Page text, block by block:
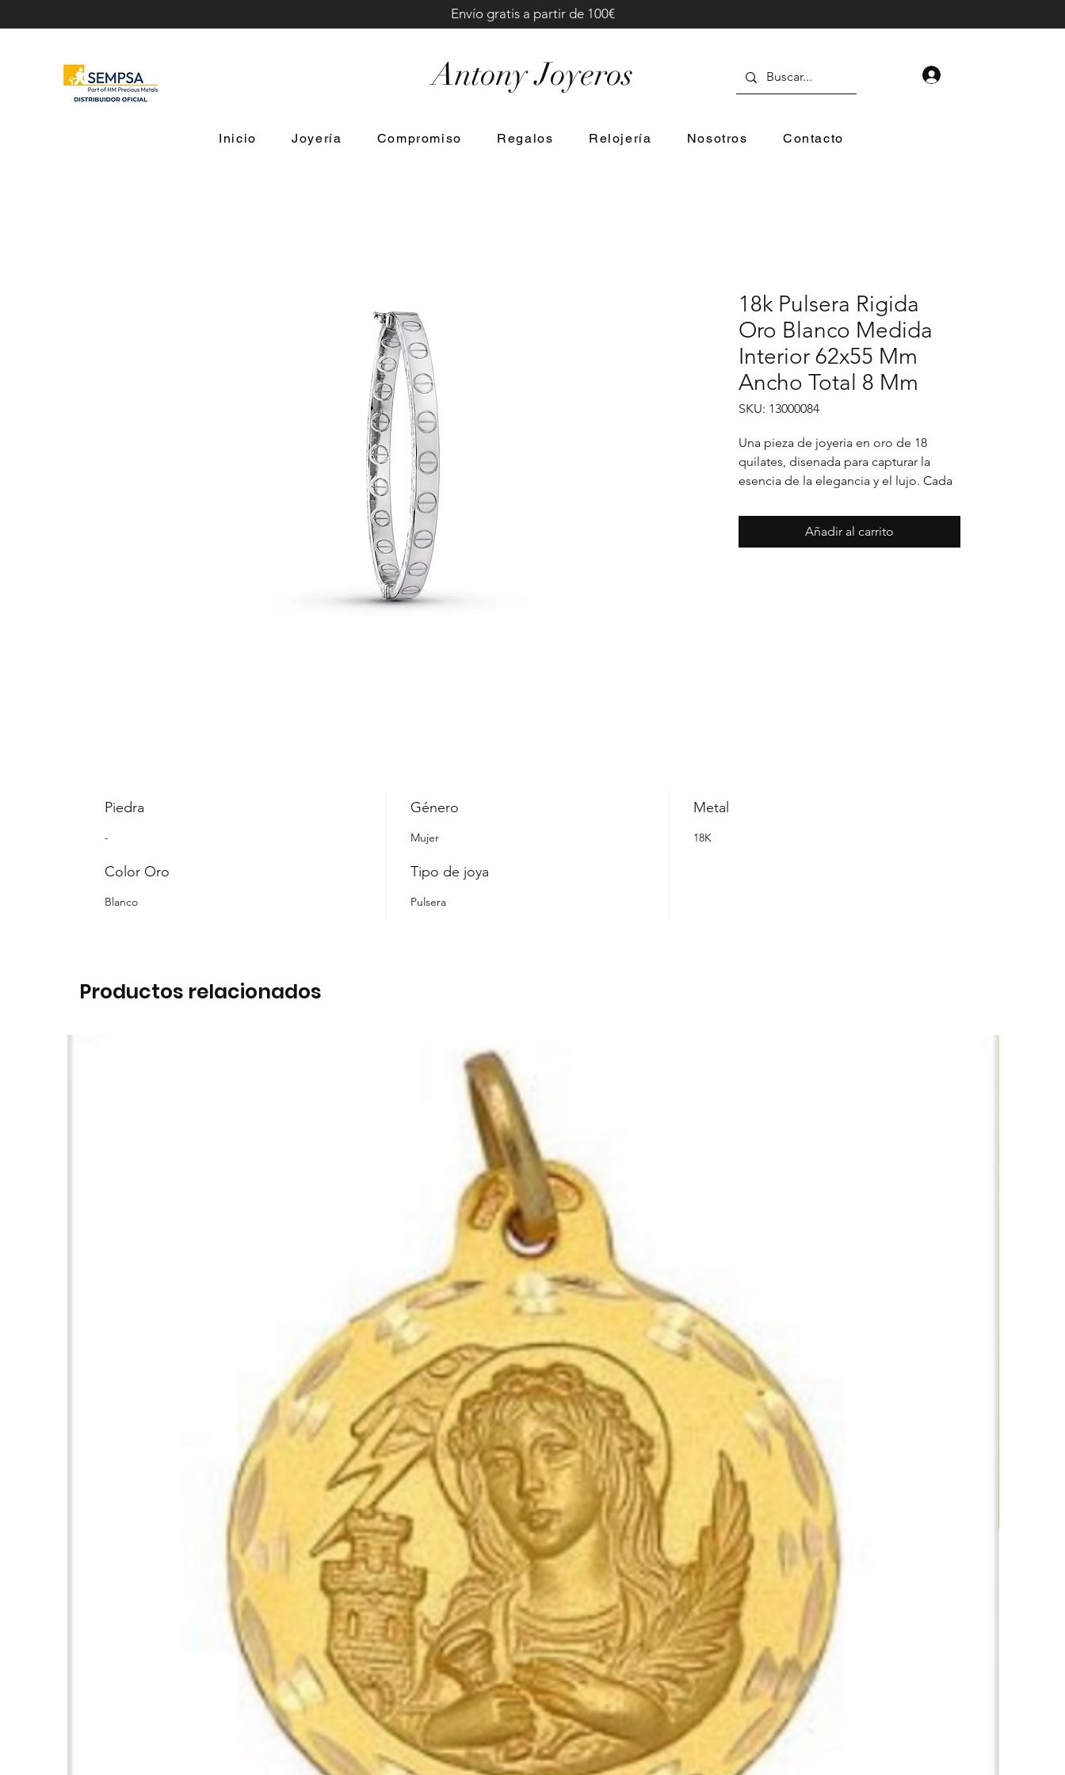
Antony Joyeros
Envío gratis a partir de 100€
Inicio Joyería Compromiso Regalos Relojería Nosotros Contacto
18k Pulsera Rigida
Oro Blanco Medida
Interior 62x55 Mm
Ancho Total 8 Mm
SKU: 13000084
Una pieza de joyeria en oro de 18
quilates, disenada para capturar la
esencia de la elegancia y el lujo. Cada
unico, pensado para realzar cualquier
ocasion con distincion.
Añadir al carrito
Piedra
-
Género
Mujer
Metal
18K
Color Oro
Blanco
Tipo de joya
Pulsera
Productos relacionados